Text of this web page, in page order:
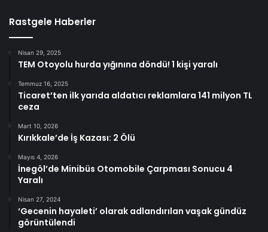
Rastgele Haberler
Nisan 29, 2025
TEM Otoyolu hurda yığınına döndü! 1 kişi yaralı
Temmuz 16, 2025
Ticaret’ten ilk yarıda aldatıcı reklamlara 141 milyon TL
ceza
Mart 10, 2026
Kırıkkale’de İş Kazası: 2 Ölü
Mayıs 4, 2026
İnegöl’de Minibüs Otomobile Çarpması Sonucu 4
Yaralı
Nisan 27, 2024
‘Gecenin hayaleti’ olarak adlandırılan vaşak gündüz
görüntülendi